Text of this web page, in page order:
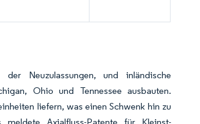
Neuzulassungen, und inländische
Ohio und Tennessee ausbauten.
liefern, was einen Schwenk hin zu